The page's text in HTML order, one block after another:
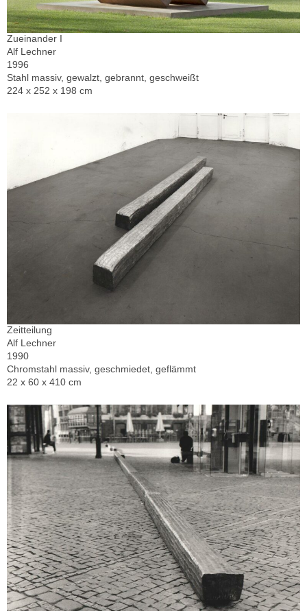
Zueinander I
Alf Lechner
1996
Stahl massiv, gewalzt, gebrannt, geschweißt
224 x 252 x 198 cm
Zeitteilung
Alf Lechner
1990
Chromstahl massiv, geschmiedet, geflämmt
22 x 60 x 410 cm